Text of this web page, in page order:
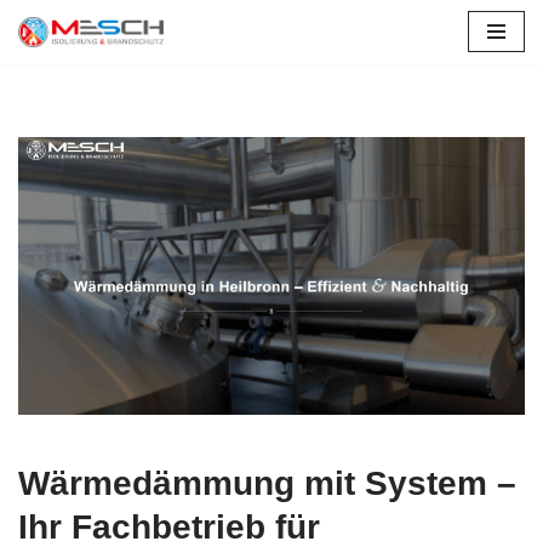
Wärmedämmung mit System –
Ihr Fachbetrieb für